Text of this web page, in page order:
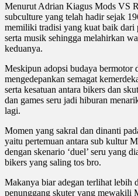
Menurut Adrian Kiagus Mods VS
subculture yang telah hadir sejak
memiliki tradisi yang kuat baik dari
serta musik sehingga melahirkan
keduanya.
Meskipun adopsi budaya bermotor
mengedepankan semagat
serta kesatuan antara bikers dan
dan games seru jadi hiburan
lagi.
Momen yang sakral dan dinanti
yaitu pertemuan antara sub kultur
dengan skenario ‘duel’ seru yang
bikers yang saling tos bro.
Makanya biar adegan terlihat lebih
penunggang skuter yang mewakili